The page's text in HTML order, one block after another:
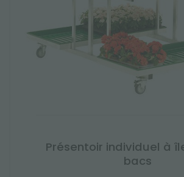
Présentoir individuel à
bacs